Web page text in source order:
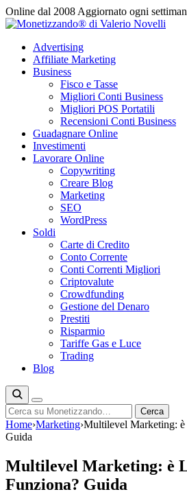
Vai
al
Online dal 2008 Aggiornato ogni
Advertising
Affiliate Marketing
Business
Fisco e Tasse
Migliori Conti Business
Migliori POS Portatili
Recensioni Conti Business
Guadagnare Online
Investimenti
Lavorare Online
Copywriting
Creare Blog
Marketing
SEO
WordPress
Soldi
Carte di Credito
Conto Corrente
Conti Correnti Migliori
Criptovalute
Crowdfunding
Gestione del Denaro
Prestiti
Risparmio
Tariffe Gas e Luce
Trading
Blog
Cerca Cerca
Home›Marketing›Multilevel Marketing: è
Guida
Multilevel Marketing: è
Funziona? Guida